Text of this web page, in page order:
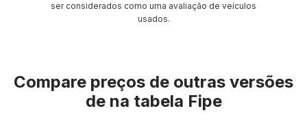
ser considerados como uma avaliação de veículos
usados.
Compare preços de outras versões
de na tabela Fipe